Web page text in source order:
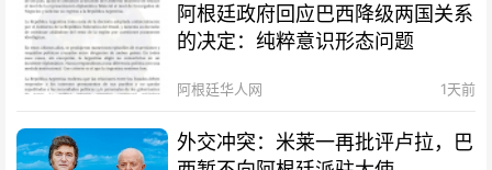
阿根廷政府回应巴西降级两国关系
的决定：纯粹意识形态问题
阿根廷华人网 1天前
外交冲突：米莱一再批评卢拉，巴